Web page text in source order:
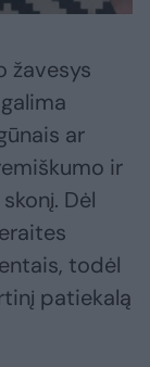
žavesys
ar
ir
Dėl
todėl
patiekalą